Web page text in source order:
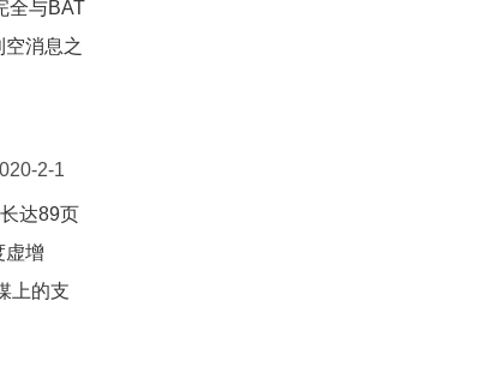
全与BAT
消息之
2-1
达89页
虚增
上的支